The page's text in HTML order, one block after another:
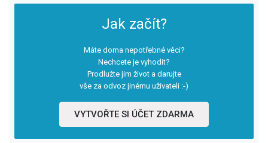
Jak začít?
Máte doma nepotřebné věci?
Nechcete je vyhodit?
Prodlužte jim život a darujte
vše za odvoz jinému uživateli :-)
VYTVOŘTE SI ÚČET ZDARMA